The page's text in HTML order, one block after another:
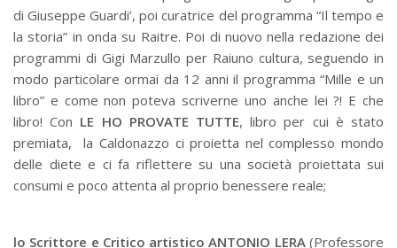
di Giuseppe Guardi’, poi curatrice del programma “Il tempo e
la storia” in onda su Raitre. Poi di nuovo nella redazione dei
programmi di Gigi Marzullo per Raiuno cultura, seguendo in
modo particolare ormai da 12 anni il programma “Mille e un
libro” e come non poteva scriverne uno anche lei ?! E che
libro! Con LE HO PROVATE TUTTE, libro per cui è stato
premiata, la Caldonazzo ci proietta nel complesso mondo
delle diete e ci fa riflettere su una società proiettata sui
consumi e poco attenta al proprio benessere reale;
lo Scrittore e Critico artistico ANTONIO LERA(Professore